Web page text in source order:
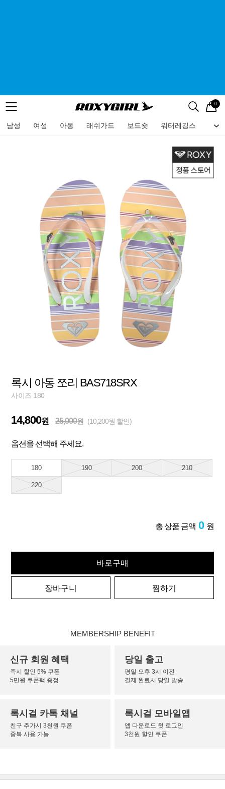
메뉴 검색
로고 0
남성 여성 아동 래쉬가드 보드숏 워터레깅스 비
메뉴
록시 아동 쪼리 BAS718SRX
사이즈 180
14,800원 25,000원 (10,200원 할인)
옵션을 선택해 주세요.
180 190 200 210
220
총 상품 금액 0 원
바로구매
장바구니 찜하기
MEMBERSHIP BENEFIT
신규 회원 혜택
즉시 할인 5% 쿠폰
5만원 쿠폰팩 증정
당일 출고
평일 오후 3시 이전
결제 완료시 당일 발송
록시걸 카톡 채널
친구 추가시 3천원 쿠폰
중복 사용 가능
록시걸 모바일앱
앱 다운로드 첫 로그인
3천원 할인 쿠폰